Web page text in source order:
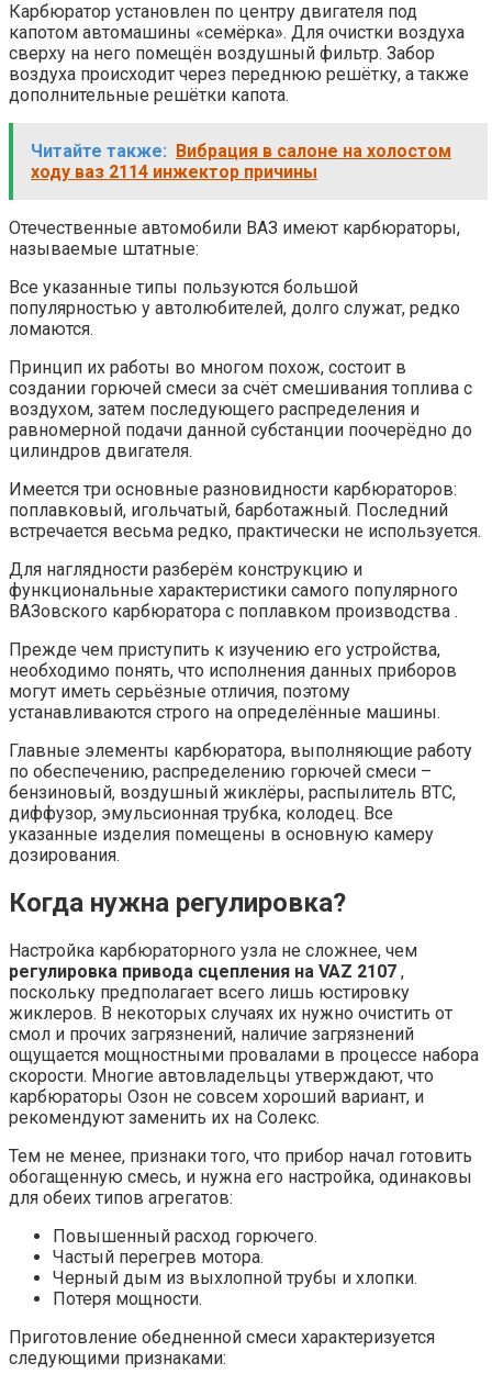
Карбюратор установлен по центру двигателя под
капотом автомашины «семёрка». Для очистки воздуха
сверху на него помещён воздушный фильтр. Забор
воздуха происходит через переднюю решётку, а также
дополнительные решётки капота.
Читайте также:
Вибрация в салоне на холостом
ходу ваз 2114 инжектор причины
Отечественные автомобили ВАЗ имеют карбюраторы,
называемые штатные:
Все указанные типы пользуются большой
популярностью у автолюбителей, долго служат, редко
ломаются.
Принцип их работы во многом похож, состоит в
создании горючей смеси за счёт смешивания топлива с
воздухом, затем последующего распределения и
равномерной подачи данной субстанции поочерёдно до
цилиндров двигателя.
Имеется три основные разновидности карбюраторов:
поплавковый, игольчатый, барботажный. Последний
встречается весьма редко, практически не используется.
Для наглядности разберём конструкцию и
функциональные характеристики самого популярного
ВАЗовского карбюратора с поплавком производства .
Прежде чем приступить к изучению его устройства,
необходимо понять, что исполнения данных приборов
могут иметь серьёзные отличия, поэтому
устанавливаются строго на определённые машины.
Главные элементы карбюратора, выполняющие работу
по обеспечению, распределению горючей смеси –
бензиновый, воздушный жиклёры, распылитель ВТС,
диффузор, эмульсионная трубка, колодец. Все
указанные изделия помещены в основную камеру
дозирования.
Когда нужна регулировка?
Настройка карбюраторного узла не сложнее, чем
регулировка привода сцепления на VAZ 2107 ,
поскольку предполагает всего лишь юстировку
жиклеров. В некоторых случаях их нужно очистить от
смол и прочих загрязнений, наличие загрязнений
ощущается мощностными провалами в процессе набора
скорости. Многие автовладельцы утверждают, что
карбюраторы Озон не совсем хороший вариант, и
рекомендуют заменить их на Солекс.
Тем не менее, признаки того, что прибор начал готовить
обогащенную смесь, и нужна его настройка, одинаковы
для обеих типов агрегатов:
Повышенный расход горючего.
Частый перегрев мотора.
Черный дым из выхлопной трубы и хлопки.
Потеря мощности.
Приготовление обедненной смеси характеризуется
следующими признаками: